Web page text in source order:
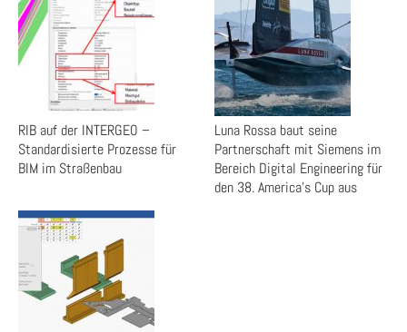
RIB auf der INTERGEO –
Standardisierte Prozesse für
BIM im Straßenbau
Luna Rossa baut seine
Partnerschaft mit Siemens im
Bereich Digital Engineering für
den 38. America’s Cup aus